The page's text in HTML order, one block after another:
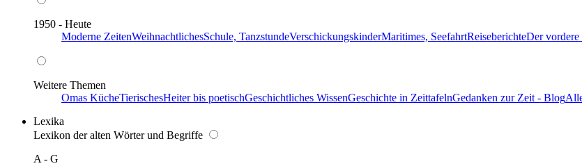
1950 - Heute
Moderne ZeitenWeihnachtlichesSchule, TanzstundeVerschickungskinderMaritimes, SeefahrtReiseberichteDer vordere
Weitere Themen
Omas KücheTierischesHeiter bis poetischGeschichtliches WissenGeschichte in ZeittafelnGedanken zur Zeit - Blog
Lexika
Lexikon der alten Wörter und Begriffe
A - G